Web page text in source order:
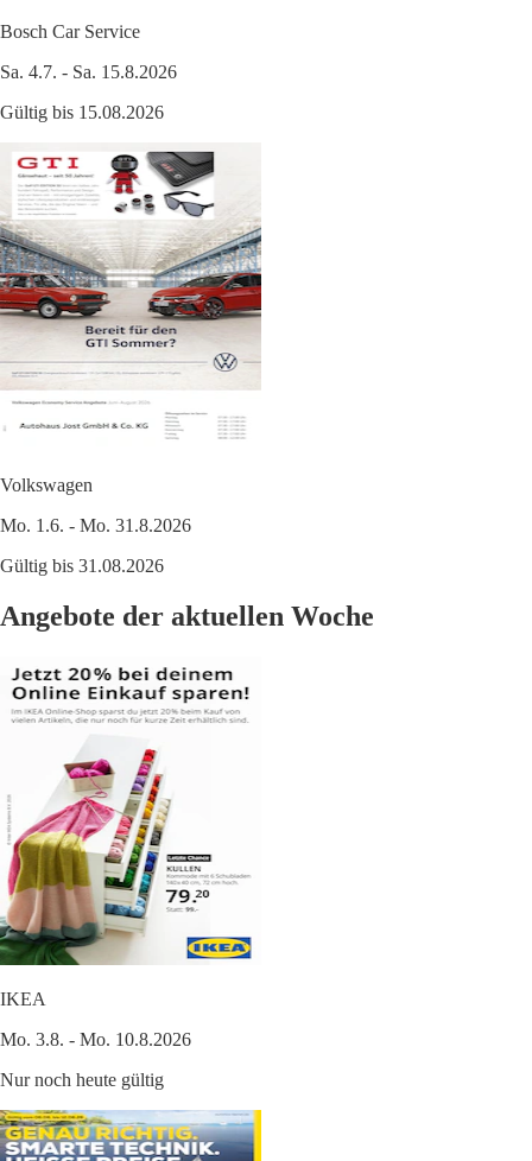
Bosch Car Service
Sa. 4.7. - Sa. 15.8.2026
Gültig bis 15.08.2026
Volkswagen
Mo. 1.6. - Mo. 31.8.2026
Gültig bis 31.08.2026
Angebote der aktuellen Woche
IKEA
Mo. 3.8. - Mo. 10.8.2026
Nur noch heute gültig